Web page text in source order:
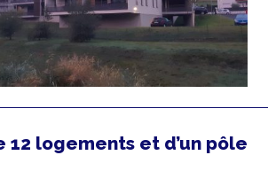
12 logements et d’un pôle